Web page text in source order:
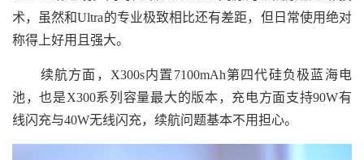
术，虽然和Ultra的专业极致相比还有差距，但日常使用绝对
称得上好用且强大。
续航方面，X300s内置7100mAh第四代硅负极蓝海电
池，也是X300系列容量最大的版本，充电方面支持90W有
线闪充与40W无线闪充，续航问题基本不用担心。